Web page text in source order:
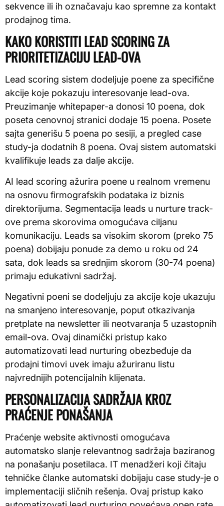
sekvence ili ih označavaju kao spremne za kontakt
prodajnog tima.
KAKO KORISTITI LEAD SCORING ZA
PRIORITETIZACIJU LEAD-OVA
Lead scoring sistem dodeljuje poene za specifične
akcije koje pokazuju interesovanje lead-ova.
Preuzimanje whitepaper-a donosi 10 poena, dok
poseta cenovnoj stranici dodaje 15 poena. Posete
sajta generišu 5 poena po sesiji, a pregled case
study-ja dodatnih 8 poena. Ovaj sistem automatski
kvalifikuje leads za dalje akcije.
AI lead scoring ažurira poene u realnom vremenu
na osnovu firmografskih podataka iz biznis
direktorijuma. Segmentacija leads u nurture track-
ove prema skorovima omogućava ciljanu
komunikaciju. Leads sa visokim skorom (preko 75
poena) dobijaju ponude za demo u roku od 24
sata, dok leads sa srednjim skorom (30-74 poena)
primaju edukativni sadržaj.
Negativni poeni se dodeljuju za akcije koje ukazuju
na smanjeno interesovanje, poput otkazivanja
pretplate na newsletter ili neotvaranja 5 uzastopnih
email-ova. Ovaj dinamički pristup kako
automatizovati lead nurturing obezbeđuje da
prodajni timovi uvek imaju ažuriranu listu
najvrednijih potencijalnih klijenata.
PERSONALIZACIJA SADRŽAJA KROZ
PRAĆENJE PONAŠANJA
Praćenje website aktivnosti omogućava
automatsko slanje relevantnog sadržaja baziranog
na ponašanju posetilaca. IT menadžeri koji čitaju
tehničke članke automatski dobijaju case study-je o
implementaciji sličnih rešenja. Ovaj pristup kako